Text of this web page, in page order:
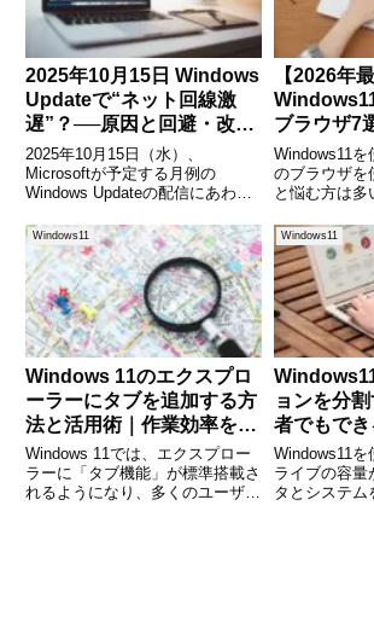
2025年10月15日 Windows
Updateで“ネット回線激
遅”？──原因と回避・改善
ガイド
2025年10月15日（水）、
Microsoftが予定する月例の
Windows Updateの配信にあわせ
遅い」「クラウドサービスにつな
がりにくい」といった現象を体験
する可能性があります。本記事で
は、なぜこの日
【2026年
ブラウザ7
全・用途別
Windows11
のブラウザを
と悩む方は多
りますが、
最適なブラウ
す。仕事で効
画やゲームを
Windows11
Windows 11のエクスプロ
ーラーにタブを追加する方
法と活用術｜作業効率を劇
的にアップする使い方
Windows 11では、エクスプロー
ラーに「タブ機能」が標準搭載さ
れるようになり、多くのユーザー
Windows11
ョンを分
者でもで
Windows11を
ライブの容量
タとシステム